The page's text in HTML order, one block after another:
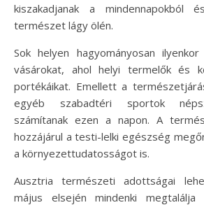
kiszakadjanak a mindennapokból
természet lágy ölén.
Sok helyen hagyományosan
vásárokat, ahol helyi termelők és
portékáikat. Emellett a
egyéb szabadtéri sportok
számítanak ezen a napon. A
hozzájárul a testi-lelki egészség
a környezettudatosságot is.
Ausztria természeti adottságai
május elsején mindenki